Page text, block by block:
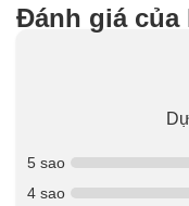
Đánh giá của
5 sao
4 sao